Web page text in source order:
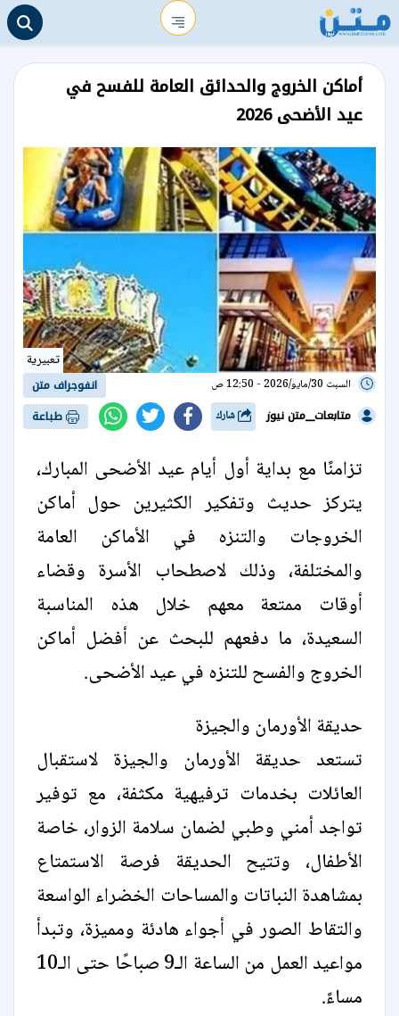
أماكن الخروج والحدائق العامة للفسح في
عيد الأضحى 2026
تعبيرية
السبت 30/مايو/2026 - 12:50 ص
انفوجراف متن
متابعات__متن نيوز
طباعة
تزامنًا مع بداية أول أيام عيد الأضحى المبارك،
يتركز حديث وتفكير الكثيرين حول أماكن
الخروجات والتنزه في الأماكن العامة
والمختلفة، وذلك لاصطحاب الأسرة وقضاء
أوقات ممتعة معهم خلال هذه المناسبة
السعيدة، ما دفعهم للبحث عن أفضل أماكن
الخروج والفسح للتنزه في عيد الأضحى.
حديقة الأورمان والجيزة
تستعد حديقة الأورمان والجيزة لاستقبال
العائلات بخدمات ترفيهية مكثفة، مع توفير
تواجد أمني وطبي لضمان سلامة الزوار، خاصة
الأطفال، وتتيح الحديقة فرصة الاستمتاع
بمشاهدة النباتات والمساحات الخضراء الواسعة
والتقاط الصور في أجواء هادئة ومميزة، وتبدأ
مواعيد العمل من الساعة الـ9 صباحًا حتى الـ10
مساءً.